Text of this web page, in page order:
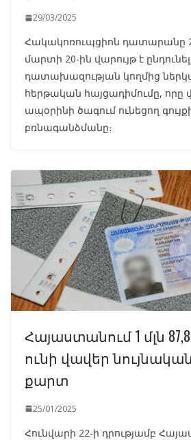
29/03/2025
Հակակոռուպցիոն դատարանը
մարտի 20-ին վարույթ է
դատախազության կողմից
հերթական հայցադիմումը, որը
ապօրինի ծագում ունեցող
բռնագանձմանը։
Հայաստանում 1 մլն
ունի վավեր
քարտ
25/01/2025
Հունվարի 22-ի դրությամբ